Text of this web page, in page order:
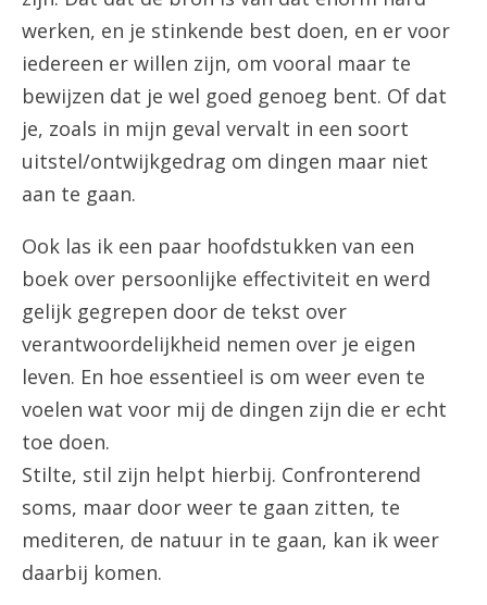
werken, en je stinkende best doen, en er voor
iedereen er willen zijn, om vooral maar te
bewijzen dat je wel goed genoeg bent. Of dat
je, zoals in mijn geval vervalt in een soort
uitstel/ontwijkgedrag om dingen maar niet
aan te gaan.
Ook las ik een paar hoofdstukken van een
boek over persoonlijke effectiviteit en werd
gelijk gegrepen door de tekst over
verantwoordelijkheid nemen over je eigen
leven. En hoe essentieel is om weer even te
voelen wat voor mij de dingen zijn die er echt
toe doen.
Stilte, stil zijn helpt hierbij. Confronterend
soms, maar door weer te gaan zitten, te
mediteren, de natuur in te gaan, kan ik weer
daarbij komen.